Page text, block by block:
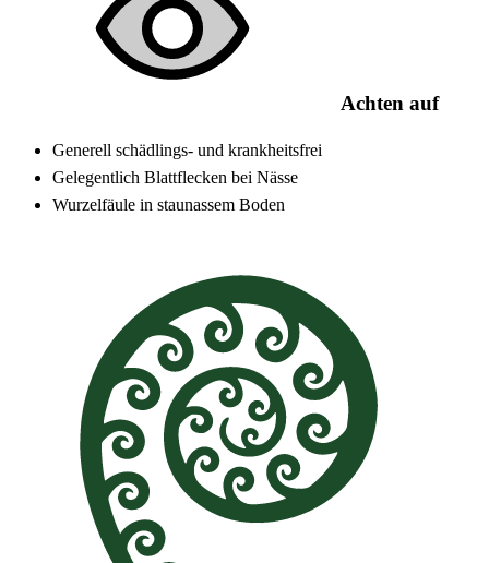
Achten auf
Generell schädlings- und krankheitsfrei
Gelegentlich Blattflecken bei Nässe
Wurzelfäule in staunassem Boden